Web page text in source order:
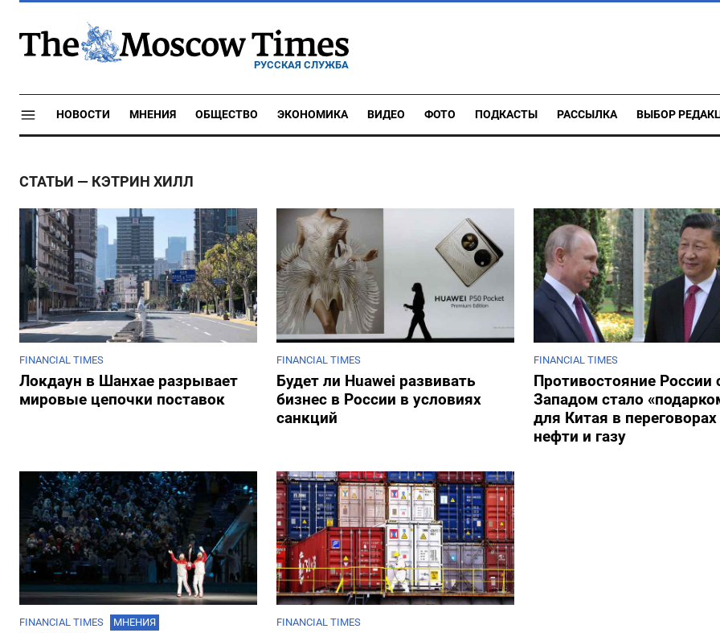
РУССКАЯ СЛУЖБА
НОВОСТИ МНЕНИЯ ОБЩЕСТВО ЭКОНОМИКА ВИДЕО ФОТО ПОДКАСТЫ РАССЫЛКА ВЫБОР
СТАТЬИ — КЭТРИН ХИЛЛ
FINANCIAL TIMES
Локдаун в Шанхае разрывает
мировые цепочки поставок
FINANCIAL TIMES
Будет ли Huawei развивать
бизнес в России в условиях
санкций
FINANCIAL TIMES
Противостояние России
Западом стало
для Китая в
нефти и газу
FINANCIAL TIMES
МНЕНИЯ
FINANCIAL TIMES